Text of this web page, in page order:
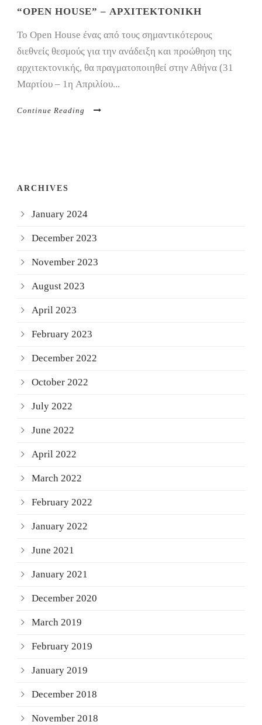
“OPEN HOUSE” – ΑΡΧΙΤΕΚΤΟΝΙΚΉ
To Open House ένας από τους σημαντικότερους
διεθνείς θεσμούς για την ανάδειξη και προώθηση της
αρχιτεκτονικής, θα πραγματοποιηθεί στην Αθήνα (31
Μαρτίου – 1η Απριλίου...
Continue Reading
ARCHIVES
January 2024
December 2023
November 2023
August 2023
April 2023
February 2023
December 2022
October 2022
July 2022
June 2022
April 2022
March 2022
February 2022
January 2022
June 2021
January 2021
December 2020
March 2019
February 2019
January 2019
December 2018
November 2018